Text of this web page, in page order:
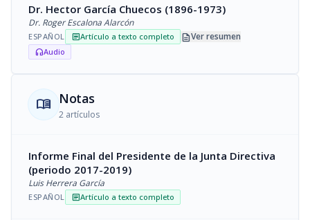
Dr. Hector García Chuecos (1896-1973)
Dr. Roger Escalona Alarcón
ESPAÑOL articleArtículo a texto completo descriptionVer resumen
headphonesAudio
menu_book Notas
2 artículos
Informe Final del Presidente de la Junta Directiva
(periodo 2017-2019)
Luis Herrera García
ESPAÑOL articleArtículo a texto completo